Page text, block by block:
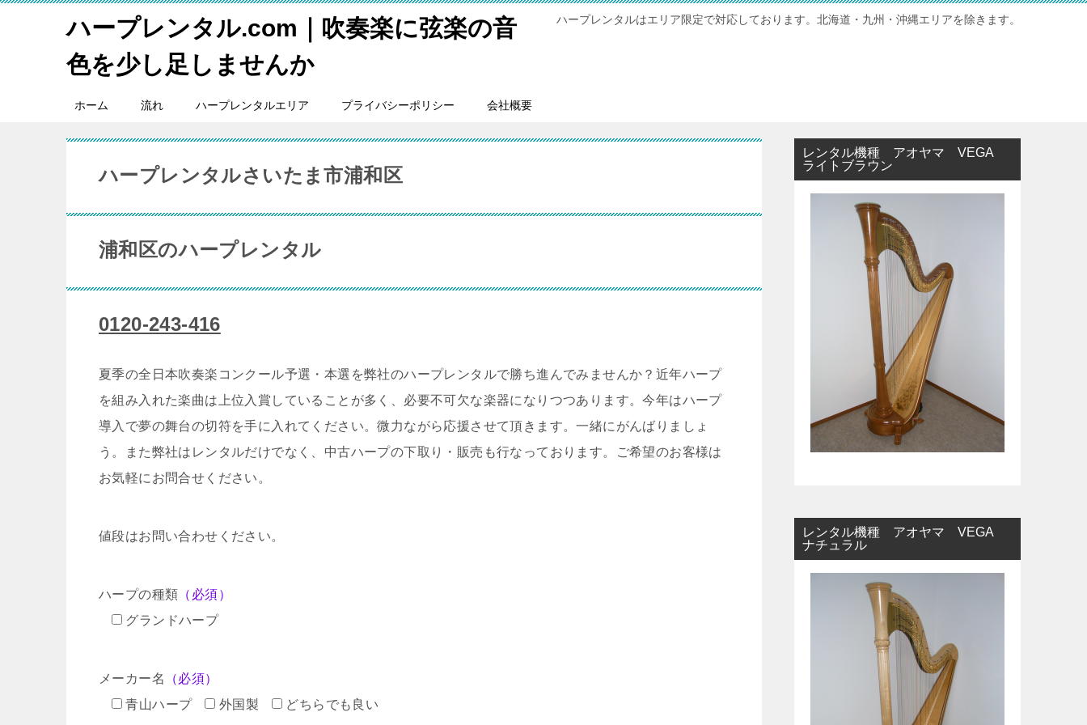
ハープレンタル.com｜吹奏楽に弦楽の音
色を少し足しませんか
ハープレンタルはエリア限定で対応しております。北海道・九州・沖縄エリアを除きます。
ホーム 流れ ハープレンタルエリア プライバシーポリシー 会社概要
ハープレンタルさいたま市浦和区
浦和区のハープレンタル
0120-243-416
夏季の全日本吹奏楽コンクール予選・本選を弊社のハープレンタルで勝ち進んでみませんか？近年ハープ
を組み入れた楽曲は上位入賞していることが多く、必要不可欠な楽器になりつつあります。今年はハープ
導入で夢の舞台の切符を手に入れてください。微力ながら応援させて頂きます。一緒にがんばりましょ
う。また弊社はレンタルだけでなく、中古ハープの下取り・販売も行なっております。ご希望のお客様は
お気軽にお問合せください。
値段はお問い合わせください。
ハープの種類 （必須）
グランドハープ
メーカー名
（必須）
青山ハープ
外国製 どちらでも良い
レンタル機種 アオヤマ VEGA
ライトブラウン
レンタル機種 アオヤマ VEGA
ナチュラル